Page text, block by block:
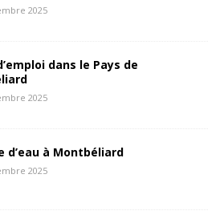
2025
dans le Pays de
2025
d’eau à Montbéliard
2025